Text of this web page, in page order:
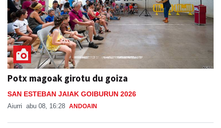
Potx magoak girotu du goiza
SAN ESTEBAN JAIAK GOIBURUN 2026
Aiurri abu 08, 16:28 ANDOAIN